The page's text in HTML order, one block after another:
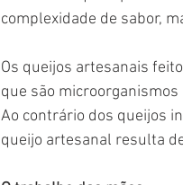
complexidade de sabor,
Os queijos artesanais
que são
Ao contrário dos queijos
queijo artesanal resulta